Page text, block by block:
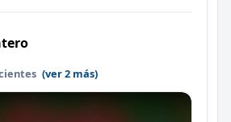
(ver 2 más)